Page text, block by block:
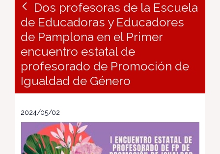
Dos profesoras de la Escuela
de Educadoras y Educadores
de Pamplona en el Primer
encuentro estatal de
profesorado de Promoción de
Igualdad de Género
2024/05/02